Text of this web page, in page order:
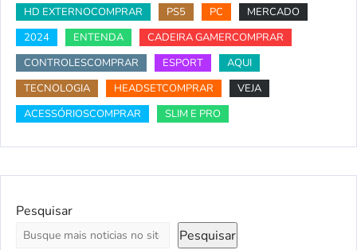
HD EXTERNOCOMPRAR
PS5 PC
MERCADO
2024
ENTENDA
CADEIRA GAMERCOMPRAR
CONTROLESCOMPRAR
ESPORT
AQUI
TECNOLOGIA
HEADSETCOMPRAR
VEJA
ACESSÓRIOSCOMPRAR
SLIM E PRO
Pesquisar
Pesquisar